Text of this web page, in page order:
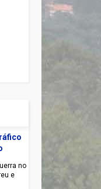
no
e